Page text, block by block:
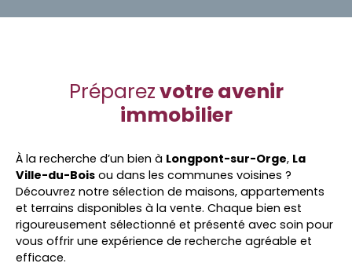
Préparezvotre avenir
immobilier
À la recherche d’un bien à Longpont-sur-Orge, La
Ville-du-Bois ou dans les communes voisines ?
Découvrez notre sélection de maisons, appartements
et terrains disponibles à la vente. Chaque bien est
rigoureusement sélectionné et présenté avec soin pour
vous offrir une expérience de recherche agréable et
efficace.